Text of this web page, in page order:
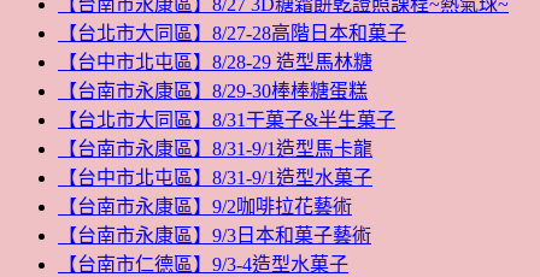
【台南市永康區】8/27 3D糖霜餅乾證照課程~熱氣球~
【台北市大同區】8/27-28高階日本和菓子
【台中市北屯區】8/28-29 造型馬林糖
【台南市永康區】8/29-30棒棒糖蛋糕
【台北市大同區】8/31干菓子&半生菓子
【台南市永康區】8/31-9/1造型馬卡龍
【台中市北屯區】8/31-9/1造型水菓子
【台南市永康區】9/2咖啡拉花藝術
【台南市永康區】9/3日本和菓子藝術
【台南市仁德區】9/3-4造型水菓子